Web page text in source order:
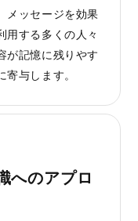
メッセージを効果
用する多くの人々
が記憶に残りやす
与します。
へのアプロ